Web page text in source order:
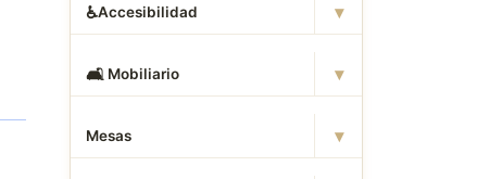
♿Accesibilidad ▾
🛋 ️ Mobiliario ▾
Mesas ▾